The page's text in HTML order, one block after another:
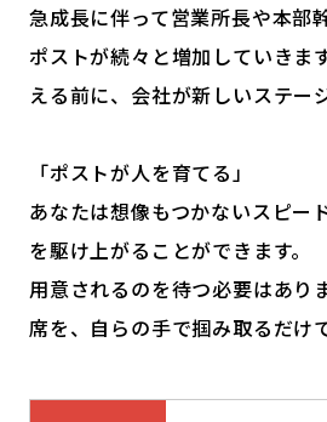
急成長に伴って営業所長や本部
ポストが続々と増加していきま
える前に、会社が新しいステー
「ポストが人を育てる」
あなたは想像もつかないスピー
を駆け上がることができます。
用意されるのを待つ必要はあり
席を、自らの手で掴み取るだけで